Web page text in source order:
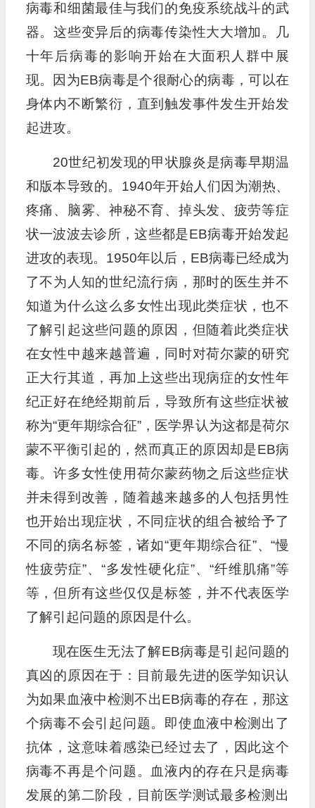
病毒和细菌最佳与我们的免疫系统战斗的武
器。这些变异后的病毒传染性大大增加。几
十年后病毒的影响开始在大面积人群中展
现。因为EB病毒是个很耐心的病毒，可以在
身体内不断繁衍，直到触发事件发生开始发
起进攻。
20世纪初发现的甲状腺炎是病毒早期温
和版本导致的。1940年开始人们因为潮热、
疼痛、脑雾、神秘不育、掉头发、疲劳等症
状一波波去诊所，这些都是EB病毒开始发起
进攻的表现。1950年以后，EB病毒已经成为
了不为人知的世纪流行病，那时的医生并不
知道为什么这么多女性出现此类症状，也不
了解引起这些问题的原因，但随着此类症状
在女性中越来越普遍，同时对荷尔蒙的研究
正大行其道，再加上这些出现病症的女性年
纪正好在绝经期前后，导致所有这些症状被
称为“更年期综合征”，医学界认为这都是荷尔
蒙不平衡引起的，然而真正的原因却是EB病
毒。许多女性使用荷尔蒙药物之后这些症状
并未得到改善，随着越来越多的人包括男性
也开始出现症状，不同症状的组合被给予了
不同的病名标签，诸如“更年期综合征”、“慢
性疲劳症”、“多发性硬化症”、“纤维肌痛”等
等，但所有这些仅仅是标签，并不代表医学
了解引起问题的原因是什么。
现在医生无法了解EB病毒是引起问题的
真凶的原因在于：目前最先进的医学知识认
为如果血液中检测不出EB病毒的存在，那这
个病毒不会引起问题。即使血液中检测出了
抗体，这意味着感染已经过去了，因此这个
病毒不再是个问题。血液内的存在只是病毒
发展的第二阶段，目前医学测试最多检测出